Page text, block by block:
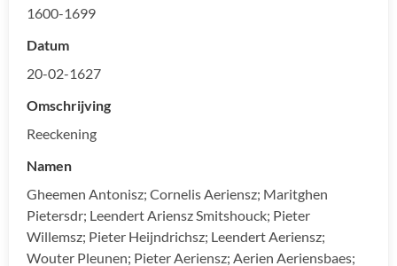
1600-1699
Datum
20-02-1627
Omschrijving
Reeckening
Namen
Gheemen Antonisz; Cornelis Aeriensz; Maritghen
Pietersdr; Leendert Ariensz Smitshouck; Pieter
Willemsz; Pieter Heijndrichsz; Leendert Aeriensz;
Wouter Pleunen; Pieter Aeriensz; Aerien Aeriensbaes;